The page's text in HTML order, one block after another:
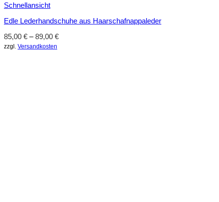
Schnellansicht
Edle Lederhandschuhe aus Haarschafnappaleder
85,00 € –89,00 €
zzgl. Versandkosten